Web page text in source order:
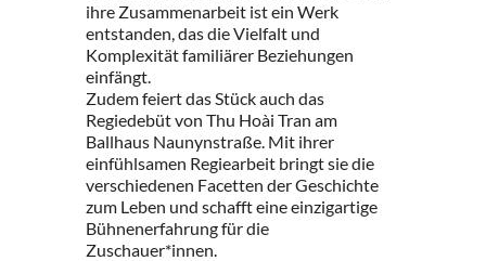
ihre Zusammenarbeit ist ein Werk
entstanden, das die Vielfalt und
Komplexität familiärer Beziehungen
einfängt.
Zudem feiert das Stück auch das
Regiedebüt von Thu Hoài Tran am
Ballhaus Naunynstraße. Mit ihrer
einfühlsamen Regiearbeit bringt sie die
verschiedenen Facetten der Geschichte
zum Leben und schafft eine einzigartige
Bühnenerfahrung für die
Zuschauer*innen.